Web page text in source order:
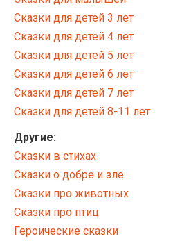
Сказки для детей 3 лет
Сказки для детей 4 лет
Сказки для детей 5 лет
Сказки для детей 6 лет
Сказки для детей 7 лет
Сказки для детей 8-11 лет
Другие:
Сказки в стихах
Сказки о добре и зле
Сказки про животных
Сказки про птиц
Героические сказки